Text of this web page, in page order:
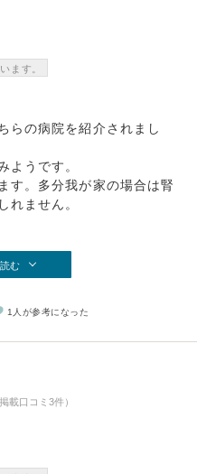
ます。
らの病院を紹介されまし
ようです。
す。多分我が家の場合は腎
れません。
む
1人が参考になった
載口コミ3件）